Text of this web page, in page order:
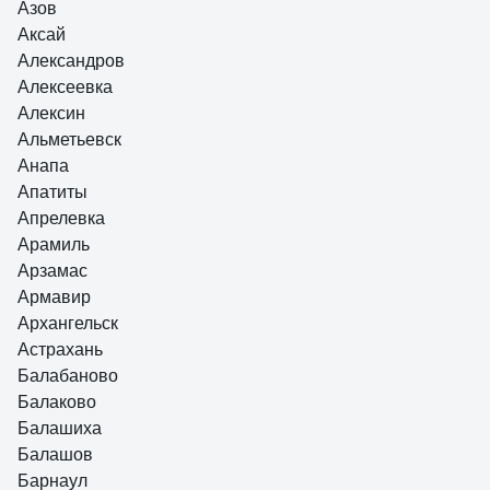
Азов
Аксай
Александров
Алексеевка
Алексин
Альметьевск
Анапа
Апатиты
Апрелевка
Арамиль
Арзамас
Армавир
Архангельск
Астрахань
Балабаново
Балаково
Балашиха
Балашов
Барнаул